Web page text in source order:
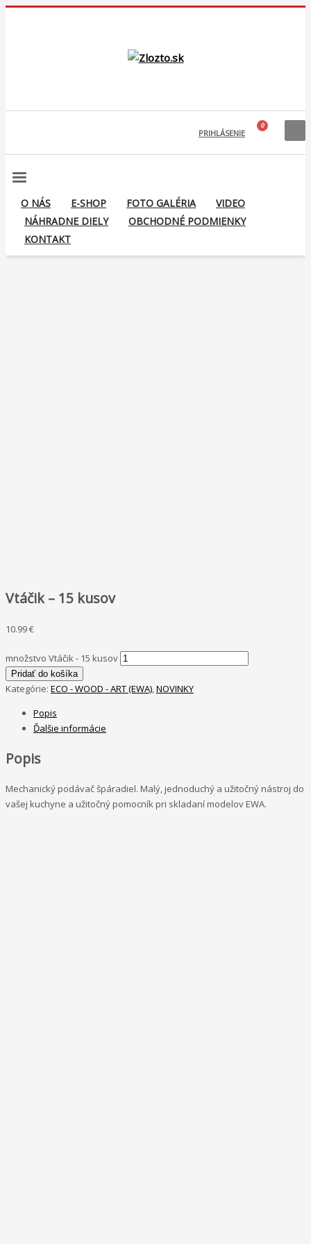
PRIHLÁSENIE
O NÁS E-SHOP FOTO GALÉRIA
VIDEO
NÁHRADNE DIELY
OBCHODNÉ PODMIENKY
KONTAKT
Vtáčik – 15 kusov
10.99€
množstvo Vtáčik - 15 kusov
Pridať do košíka
Kategórie: ECO - WOOD - ART (EWA) NOVINKY
Popis
Ďalšie informácie
Popis
Mechanický podávač špáradiel. Malý, jednoduchý a užitočný nástroj do
vašej kuchyne a užitočný pomocník pri skladaní modelov EWA.